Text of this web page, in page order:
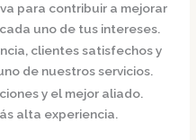
para contribuir a mejorar
uno de tus intereses.
clientes satisfechos y
de nuestros servicios.
y el mejor aliado.
alta experiencia.